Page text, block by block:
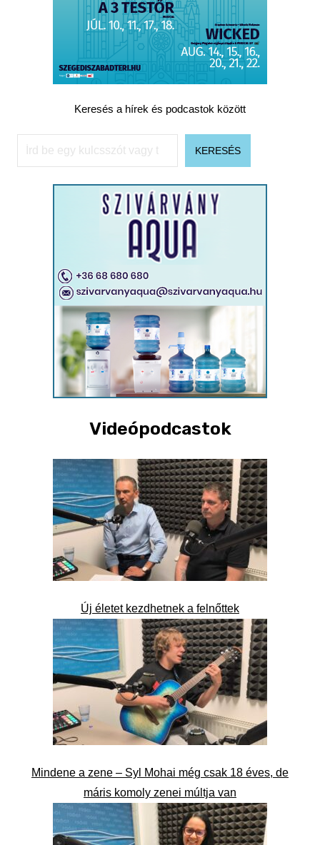
Keresés a hírek és podcastok között
Keresés
KERESÉS
Videópodcastok
Új életet kezdhetnek a felnőttek
Mindene a zene – Syl Mohai még csak 18 éves, de
máris komoly zenei múltja van